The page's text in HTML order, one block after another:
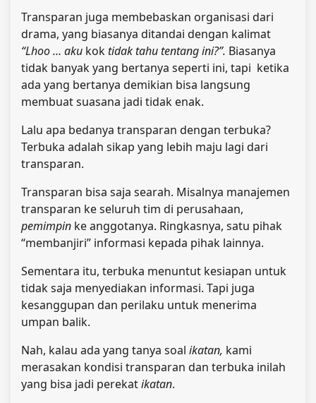
Transparan juga membebaskan organisasi dari
drama, yang biasanya ditandai dengan kalimat
“Lhoo … aku kok tidak tahu tentang ini?”. Biasanya
tidak banyak yang bertanya seperti ini, tapi ketika
ada yang bertanya demikian bisa langsung
membuat suasana jadi tidak enak.
Lalu apa bedanya transparan dengan terbuka?
Terbuka adalah sikap yang lebih maju lagi dari
transparan.
Transparan bisa saja searah. Misalnya manajemen
transparan ke seluruh tim di perusahaan,
pemimpin ke anggotanya. Ringkasnya, satu pihak
“membanjiri” informasi kepada pihak lainnya.
Sementara itu, terbuka menuntut kesiapan untuk
tidak saja menyediakan informasi. Tapi juga
kesanggupan dan perilaku untuk menerima
umpan balik.
Nah, kalau ada yang tanya soal ikatan, kami
merasakan kondisi transparan dan terbuka inilah
yang bisa jadi perekatikatan.